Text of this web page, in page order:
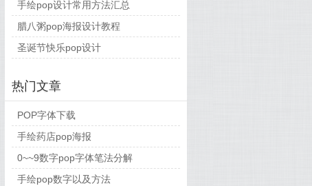
手绘pop设计常用方法汇总
腊八粥pop海报设计教程
圣诞节快乐pop设计
热门文章
POP字体下载
手绘药店pop海报
0~~9数字pop字体笔法分解
手绘pop数字以及方法